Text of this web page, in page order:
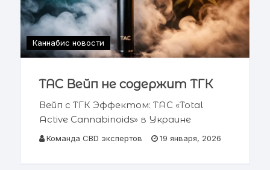
Каннабис новости
TAC Вейп не содержит ТГК
Вейп с ТГК Эффектом: TAC «Total
Active Cannabinoids» в Украине
Легальная альтернатива: как
Команда CBD экспертов 19 января, 2026